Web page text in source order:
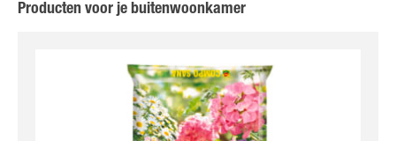
Producten voor je buitenwoonkamer